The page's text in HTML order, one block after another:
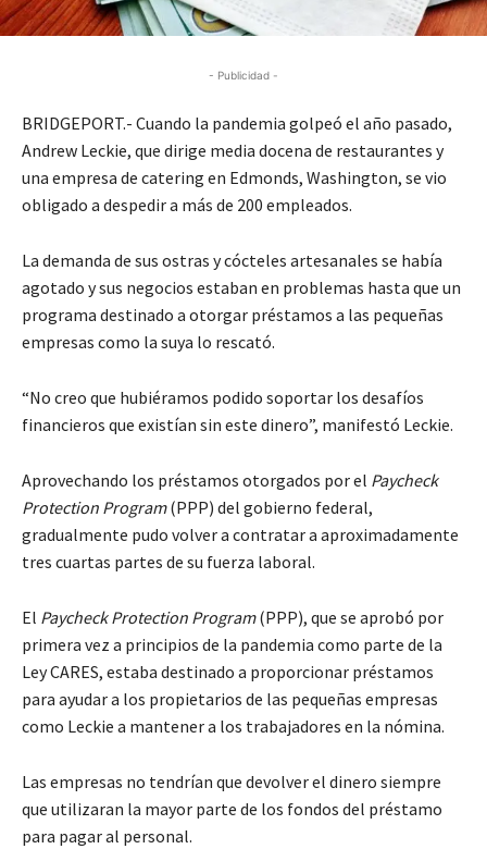
- Publicidad -
BRIDGEPORT.- Cuando la pandemia golpeó el año pasado,
Andrew Leckie, que dirige media docena de restaurantes y
una empresa de catering en Edmonds, Washington, se vio
obligado a despedir a más de 200 empleados.
La demanda de sus ostras y cócteles artesanales se había
agotado y sus negocios estaban en problemas hasta que un
programa destinado a otorgar préstamos a las pequeñas
empresas como la suya lo rescató.
“No creo que hubiéramos podido soportar los desafíos
financieros que existían sin este dinero”, manifestó Leckie.
Aprovechando los préstamos otorgados por el Paycheck
Protection Program(PPP) del gobierno federal,
gradualmente pudo volver a contratar a aproximadamente
tres cuartas partes de su fuerza laboral.
El Paycheck Protection Program(PPP), que se aprobó por
primera vez a principios de la pandemia como parte de la
Ley CARES, estaba destinado a proporcionar préstamos
para ayudar a los propietarios de las pequeñas empresas
como Leckie a mantener a los trabajadores en la nómina.
Las empresas no tendrían que devolver el dinero siempre
que utilizaran la mayor parte de los fondos del préstamo
para pagar al personal.